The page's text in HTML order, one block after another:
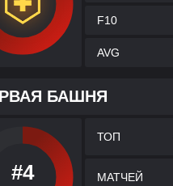
F10
AVG
#4
БАШНЯ
ТОП
МАТЧЕЙ